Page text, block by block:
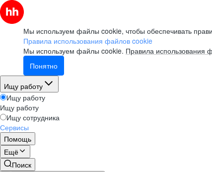
Мы используем файлы cookie, чтобы обеспечивать
Правила использования файлов cookie
Мы используем файлы cookie. Правила использования
Понятно
Ищу работу
Ищу работу
Ищу работу
Ищу сотрудника
Сервисы
Помощь
Ещё
Поиск